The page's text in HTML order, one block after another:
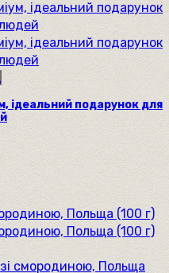
ідеальний подарунок для